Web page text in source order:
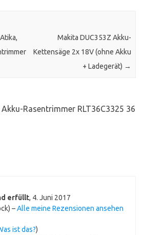
Makita DUC353Z Akku-
Kettensäge 2x 18V (ohne Akku
+ Ladegerät) →
Rasentrimmer RLT36C3325 36
erfüllt, 4. Juni 2017
–Alle meine Rezensionen ansehen
ist das?)